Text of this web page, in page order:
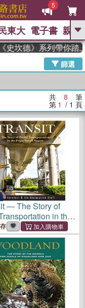
5
GO
高希均教授回憶錄
、 父親節 、 如果歷
、 方念華 、 台灣的李
數學女孩：黎曼猜想 、
東大 電子書 親子
坎德》系列帶你踏上
篩選
共 8 筆
第 1 / 1 頁
― The Story of
in the
Region